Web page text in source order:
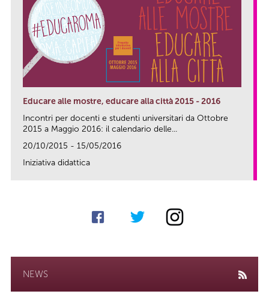
Educare alle mostre, educare alla città 2015 - 2016
Incontri per docenti e studenti universitari da Ottobre
2015 a Maggio 2016: il calendario delle...
20/10/2015 - 15/05/2016
Iniziativa didattica
NEWS